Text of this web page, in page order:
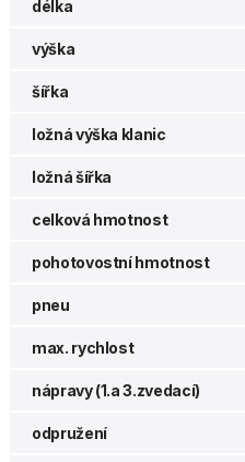
délka
výška
šířka
ložná výška klanic
ložná šířka
celková hmotnost
pohotovostní hmotnost
pneu
max. rychlost
nápravy (1.a 3.zvedací)
odpružení